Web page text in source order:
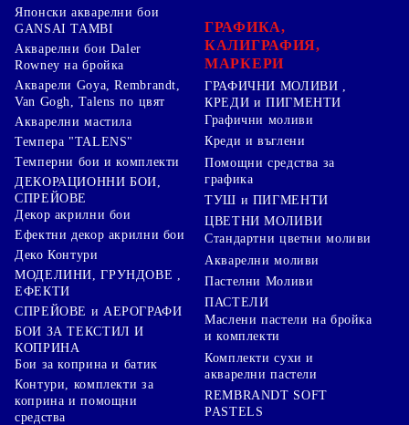
Японски акварелни бои
GANSAI TAMBI
Акварелни бои Daler
Rowney на бройка
Акварели Goya, Rembrandt,
Van Gogh, Talens по цвят
Акварелни мастила
Темпера "TALENS"
Темперни бои и комплекти
ДЕКОРАЦИОННИ БОИ,
СПРЕЙОВЕ
Декор акрилни бои
Ефектни декор акрилни бои
Деко Контури
МОДЕЛИНИ, ГРУНДОВЕ ,
ЕФЕКТИ
СПРЕЙОВЕ и АЕРОГРАФИ
БОИ ЗА ТЕКСТИЛ И
КОПРИНА
Бои за коприна и батик
Контури, комплекти за
коприна и помощни
средства
ГРАФИКА,
КАЛИГРАФИЯ,
МАРКЕРИ
ГРАФИЧНИ МОЛИВИ ,
КРЕДИ и ПИГМЕНТИ
Графични моливи
Креди и въглени
Помощни средства за
графика
ТУШ и ПИГМЕНТИ
ЦВЕТНИ МОЛИВИ
Стандартни цветни моливи
Акварелни моливи
Пастелни Моливи
ПАСТЕЛИ
Маслени пастели на бройка
и комплекти
Комплекти сухи и
акварелни пастели
REMBRANDT SOFT
PASTELS